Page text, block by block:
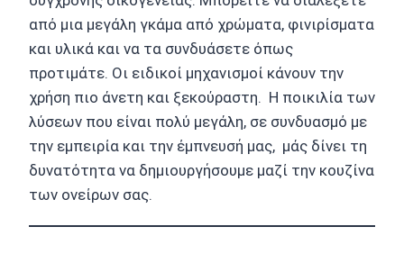
από μια μεγάλη γκάμα από χρώματα, φινιρίσματα
και υλικά και να τα συνδυάσετε όπως
προτιμάτε. Οι ειδικοί μηχανισμοί κάνουν την
χρήση πιο άνετη και ξεκούραστη. Η ποικιλία των
λύσεων που είναι πολύ μεγάλη, σε συνδυασμό με
την εμπειρία και την έμπνευσή μας, μάς δίνει τη
δυνατότητα να δημιουργήσουμε μαζί την κουζίνα
των ονείρων σας.